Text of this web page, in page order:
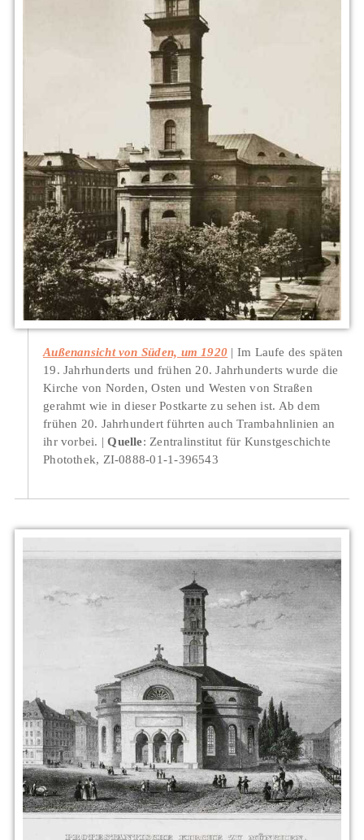
Außenansicht von Süden, um 1920
Im Laufe des späten
19. Jahrhunderts und frühen 20. Jahrhunderts wurde die
Kirche von Norden, Osten und Westen von Straßen
gerahmt wie in dieser Postkarte zu sehen ist. Ab dem
frühen 20. Jahrhundert führten auch Trambahnlinien an
ihr vorbei.
Quelle: Zentralinstitut für Kunstgeschichte
Photothek, ZI-0888-01-1-396543